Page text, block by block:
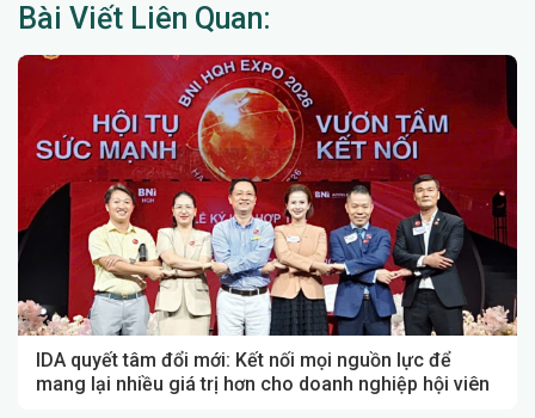
Bài Viết Liên Quan:
IDA quyết tâm đổi mới: Kết nối mọi nguồn lực để
mang lại nhiều giá trị hơn cho doanh nghiệp hội viên